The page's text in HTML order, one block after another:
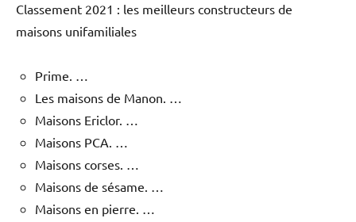
Classement 2021 : les meilleurs constructeurs de
maisons unifamiliales
Prime. …
Les maisons de Manon. …
Maisons Ericlor. …
Maisons PCA. …
Maisons corses. …
Maisons de sésame. …
Maisons en pierre. …